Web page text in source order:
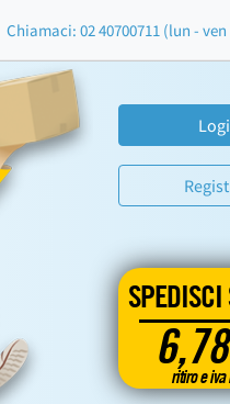
Chiamaci: 02 40700711 (lun - ven
6,78
ritiro e iva